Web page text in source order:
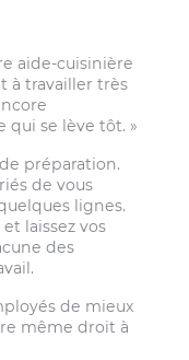
aide-cuisinière
à travailler très
qui se lève tôt. »
préparation.
de vous
lignes.
laissez vos
des
de mieux
même droit à